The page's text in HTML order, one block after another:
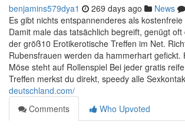
benjamins579dya1 269 days ago News
Es gibt nichts entspannenderes als
Damit male das tatsächlich begreift, genügt
der größ10 Erotikerotische Treffen im Net.
Rubensfrauen werden da hammerhart gefickt.
Möse steht auf Rollenspiel Bei jeder gratis
Treffen merkst du direkt, speedy alle
deutschland.com/
Comments
Who Upvoted